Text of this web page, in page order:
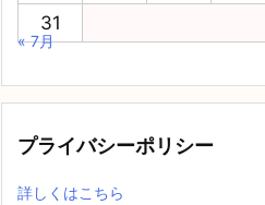
31
« 7月
プライバシーポリシー
詳しくはこちら